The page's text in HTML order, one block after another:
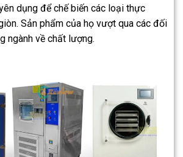
dụng để chế biến các loại thực
Sản phẩm của họ vượt qua các đối
ngành về chất lượng.